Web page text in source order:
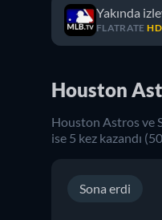
Yakında
FLATRATE HD
Houston
Houston Astros ve
ise 5 kez kazandı (50
Sona erdi